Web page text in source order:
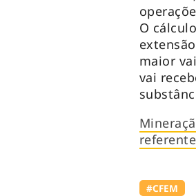
O
maior
vai
#CFEM